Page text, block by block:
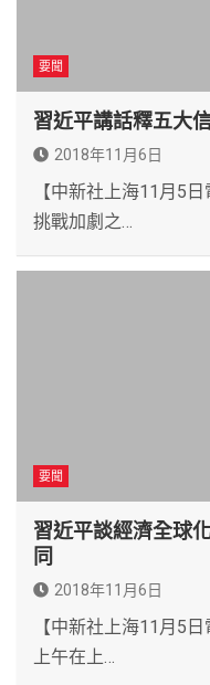
要聞
習近平講話釋五大
2018年11月6日
【中新社上海11月5
挑戰加劇之…
要聞
習近平談經濟全球
同
2018年11月6日
【中新社上海11月5
上午在上…